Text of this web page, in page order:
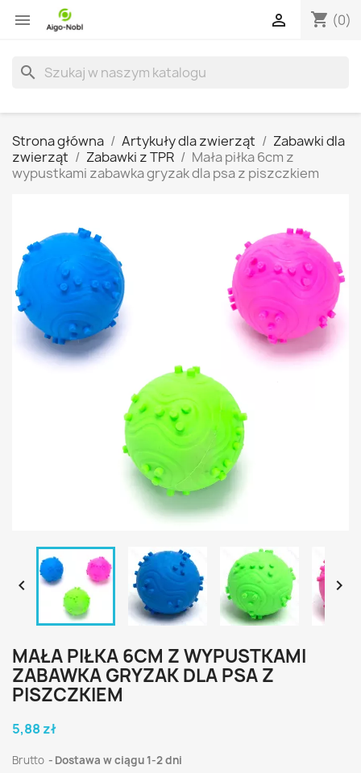
 shopping_cart (0)

search
Strona główna Artykuły dla zwierząt
Zabawki dla
zwierząt
Zabawki z TPR
Mała piłka 6cm z
wypustkami zabawka gryzak dla psa z piszczkiem
 
MAŁA PIŁKA 6CM Z WYPUSTKAMI
ZABAWKA GRYZAK DLA PSA Z
PISZCZKIEM
5,88 zł
Brutto Dostawa w ciągu 1-2 dni